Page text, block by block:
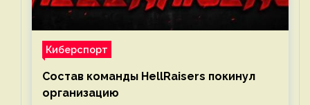
Киберспорт
Состав команды HellRaisers покинул
организацию